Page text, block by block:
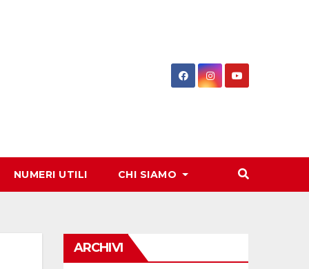
NUMERI UTILI CHI SIAMO
ARCHIVI